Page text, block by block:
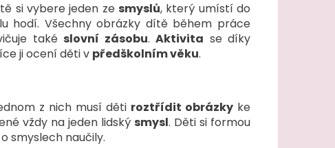
si vybere jeden ze smyslů, který umístí do
hodí. Všechny obrázky dítě během práce
také slovní zásobu.Aktivita se díky
ji ocení děti v předškolním věku.
z nich musí děti roztřídit obrázky ke
vždy na jeden lidský smysl. Děti si formou
smyslech naučily.